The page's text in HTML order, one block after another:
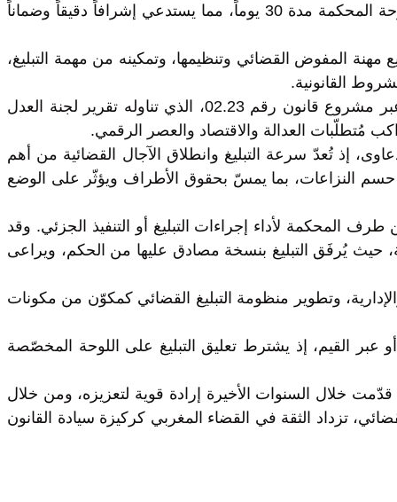
أما في ما يتعلق بدور القَيِّم، فقد أحال المشرّع في الفصل 441 من القانون نفسه إلى آليات تبليغ خاصة تنتظر الإعلان في لوحة المحكمة مدة 30 يوماً، مما يستدعي إشرافاً دقيقاً وضماناً
المفوض القضائي وتنظيمها، وتمكينه من مهمة التبليغ،
القانونية.
وفي سنة 2025، تشهد المنظومة المغربية مجموعة من المستجدّات التشريعية المرتبطة بمراجعة قانون المسطرة المدنية عبر مشروع قانون رقم 02.23، الذي تناوله تقرير لجنة العدل
مُتطلّبات العدالة والاقتصاد والعصر الرقمي.
إذ تُعدّ سرعة التبليغ وانطلاق الآجال القضائية من أهم
حسم النزاعات، بما يمسّ بحقوق الأطراف ويؤثّر على الوضع
المحكمة لأداء إجراءات التبليغ أو التنفيذ الجزئي. وقد
المنصوص عليها في الفصل 54 من قانون المسطرة المدنية، حيث يُرفَق التبليغ بنسخة مصادق عليها من الحكم، ويراعى
وتطوير منظومة التبليغ القضائي كمكوّن من مكونات
عبر القيم، إذ يشترط تعليق التبليغ على اللوحة المخصّصة
خلال السنوات الأخيرة إرادة قوية لتعزيزه، ومن خلال
القضائي، تزداد الثقة في القضاء المغربي كركيزة سيادة القانون